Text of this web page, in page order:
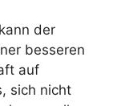
der
besseren
auf
sich nicht